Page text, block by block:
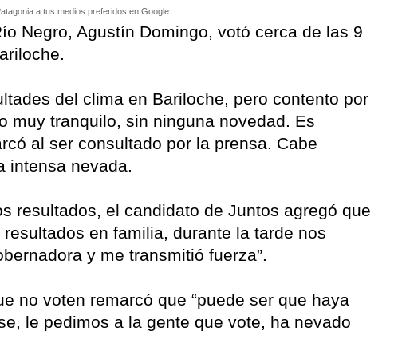
a tus medios preferidos en Google.
Negro, Agustín Domingo, votó cerca de las 9
del clima en Bariloche, pero contento por
muy tranquilo, sin ninguna novedad. Es
al ser consultado por la prensa. Cabe
intensa nevada.
resultados, el candidato de Juntos agregó que
en familia, durante la tarde nos
y me transmitió fuerza”.
no voten remarcó que “puede ser que haya
le pedimos a la gente que vote, ha nevado